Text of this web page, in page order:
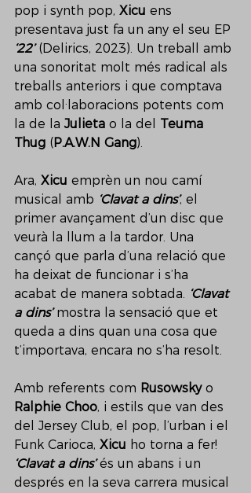
pop i synth pop, Xicu ens
presentava just fa un any el seu EP
‘22’ (Delirics, 2023). Un treball amb
una sonoritat molt més radical als
treballs anteriors i que comptava
amb col·laboracions potents com
la de la Julieta o la del Teuma
Thug (P.A.W.N Gang).
Ara, Xicu emprèn un nou camí
musical amb ‘Clavat a dins’, el
primer avançament d’un disc que
veurà la llum a la tardor. Una
cançó que parla d’una relació que
ha deixat de funcionar i s’ha
acabat de manera sobtada. ‘Clavat
a dins’ mostra la sensació que et
queda a dins quan una cosa que
t’importava, encara no s’ha resolt.
Amb referents com Rusowsky o
Ralphie Choo, i estils que van des
del Jersey Club, el pop, l’urban i el
Funk Carioca, Xicu ho torna a fer!
‘Clavat a dins’ és un abans i un
després en la seva carrera musical